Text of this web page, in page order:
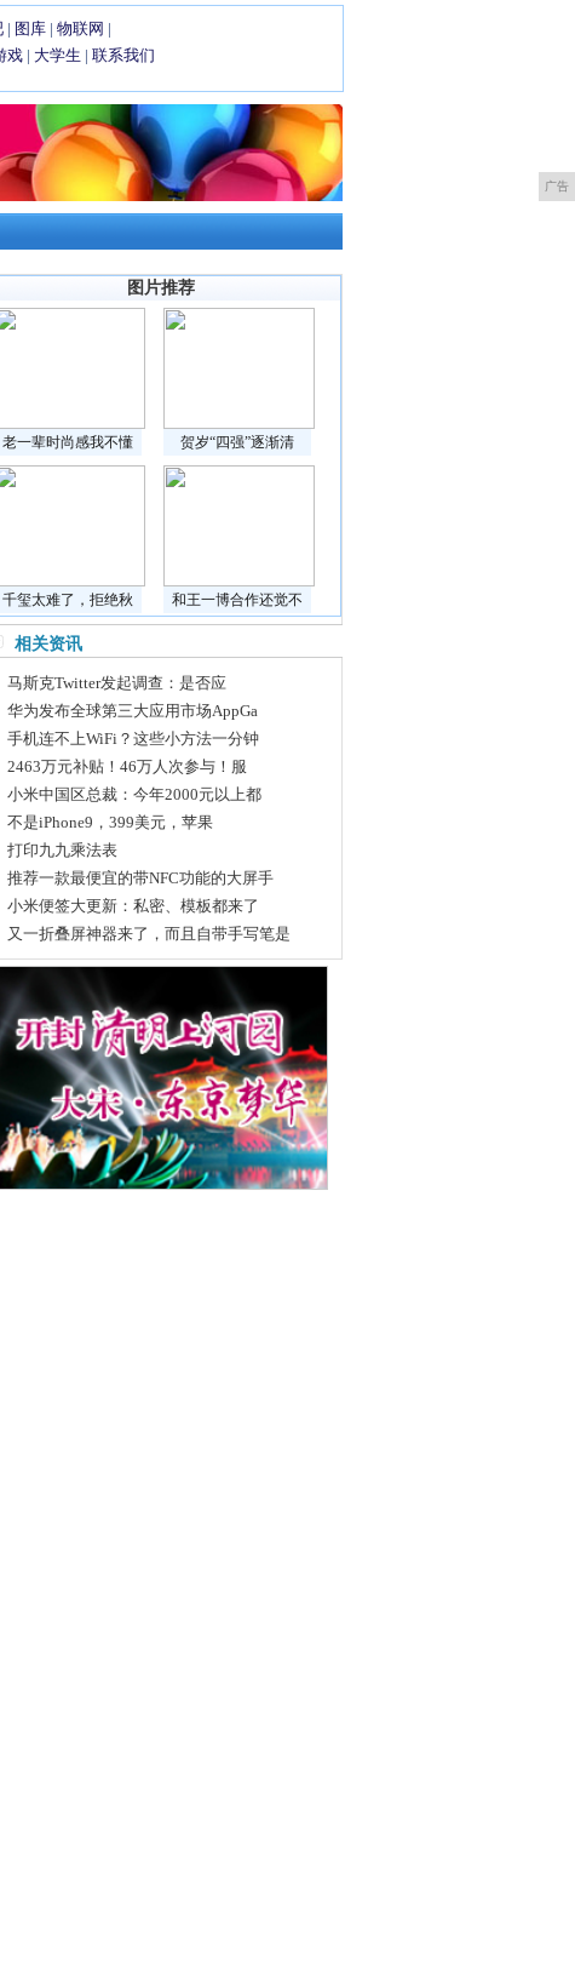
| 图库 | 物联网 |
戏 | 大学生 | 联系我们
广告
图片推荐
老一辈时尚感我不懂 贺岁“四强”逐渐清
千玺太难了，拒绝秋 和王一博合作还觉不
相关资讯
马斯克Twitter发起调查：是否应
华为发布全球第三大应用市场AppGa
手机连不上WiFi？这些小方法一分钟
2463万元补贴！46万人次参与！服
小米中国区总裁：今年2000元以上都
不是iPhone9，399美元，苹果
打印九九乘法表
推荐一款最便宜的带NFC功能的大屏手
小米便签大更新：私密、模板都来了
又一折叠屏神器来了，而且自带手写笔是